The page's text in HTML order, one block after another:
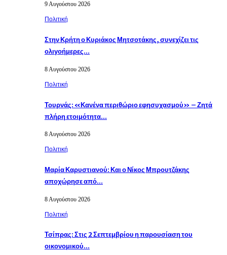
9 Αυγούστου 2026
Πολιτική
Στην Κρήτη ο Κυριάκος Μητσοτάκης, συνεχίζει τις
ολιγοήμερες…
8 Αυγούστου 2026
Πολιτική
Τουρνάς: «Κανένα περιθώριο εφησυχασμού» – Ζητά
πλήρη ετοιμότητα…
8 Αυγούστου 2026
Πολιτική
Μαρία Καρυστιανού: Και ο Νίκος Μπρουτζάκης
αποχώρησε από…
8 Αυγούστου 2026
Πολιτική
Τσίπρας: Στις 2 Σεπτεμβρίου η παρουσίαση του
οικονομικού…